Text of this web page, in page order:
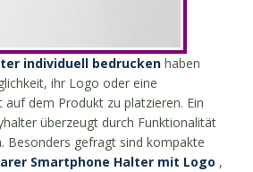
individuell bedrucken haben
ihr Logo oder eine
dem Produkt zu platzieren. Ein
überzeugt durch Funktionalität
Besonders gefragt sind kompakte
Smartphone Halter mit Logo ,